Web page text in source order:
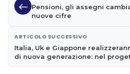
Pensioni, gli assegni
nuove cifre
ARTICOLO SUCCESSIVO
Italia, Uk e Giappone
di nuova generazione: nel